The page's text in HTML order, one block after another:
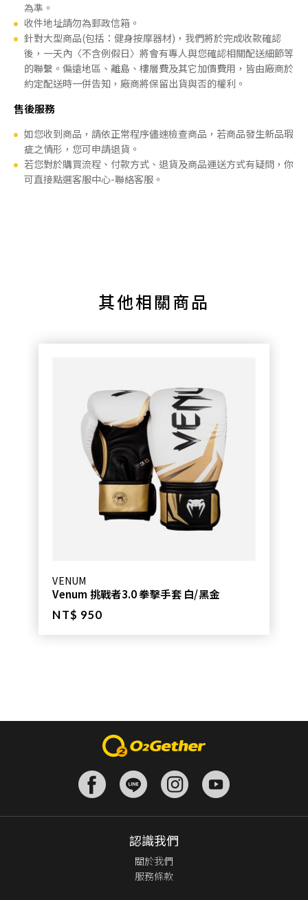
為準。
收件地址請勿為郵政信箱。
針對大型商品(包括：健身按摩器材)，我們將於完成收款確認
後，一天內〈不含例假日〉將會有專人與您確認相關配送細節等
的聯繫。偏遠地區、離島、樓層費及其它加價費用，皆由廠商於
約定配送時一併告知，廠商將保留出貨與否的權利。
售後服務
如您收到商品，請依正常程序儘速檢查商品，若商品發生新品瑕
疵之情形，您可申請退貨。
若您對於購買流程、付款方式、退貨及商品運送方式有疑問，你
可直接點選客服中心-聯絡客服。
其他相關商品
VENUM
Venum 挑戰者3.0 拳擊手套 白/黑金
NT$ 950
認識我們
關於我們
服務條款